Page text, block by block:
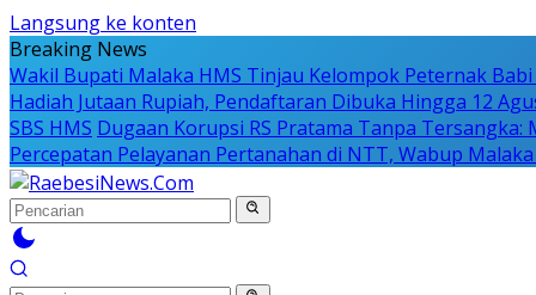
Langsung ke konten
Breaking News
Wakil Bupati Malaka HMS Tinjau Kelompok Peternak
Hadiah Jutaan Rupiah, Pendaftaran Dibuka Hingga 12
SBS HMS Dugaan Korupsi RS Pratama Tanpa
Percepatan Pelayanan Pertanahan di NTT, Wabup